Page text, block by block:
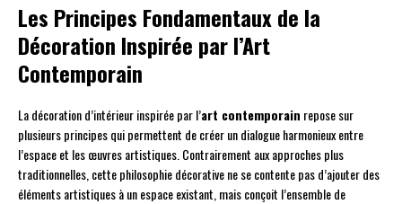
Les Principes Fondamentaux de la
Décoration Inspirée par l’Art
Contemporain
La décoration d’intérieur inspirée par l’art contemporain repose sur
plusieurs principes qui permettent de créer un dialogue harmonieux entre
l’espace et les œuvres artistiques. Contrairement aux approches plus
traditionnelles, cette philosophie décorative ne se contente pas d’ajouter des
éléments artistiques à un espace existant, mais conçoit l’ensemble de